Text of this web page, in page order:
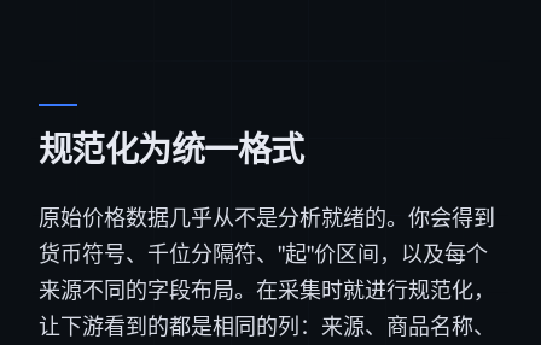
规范化为统一格式
原始价格数据几乎从不是分析就绪的。你会得到
货币符号、千位分隔符、"起"价区间，以及每个
来源不同的字段布局。在采集时就进行规范化，
让下游看到的都是相同的列：来源、商品名称、